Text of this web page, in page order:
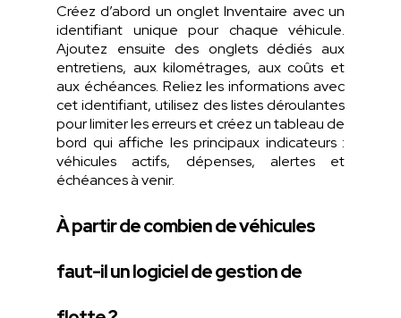
Créez d’abord un ongletInventaire avec un
identifiant unique pour chaque véhicule.
Ajoutez ensuite des ongletsdédiés aux
entretiens, auxkilométrages, auxcoûts et
aux échéances. Reliez lesinformations avec
cet identifiant,utilisez deslistes déroulantes
pour limiter leserreursetcréezun tableau de
bord qui affiche les principaux indicateurs:
véhicules
actifs, dépenses, alerteset
échéancesàvenir.
À partir de combien de véhicules
faut-il un logiciel de gestion de